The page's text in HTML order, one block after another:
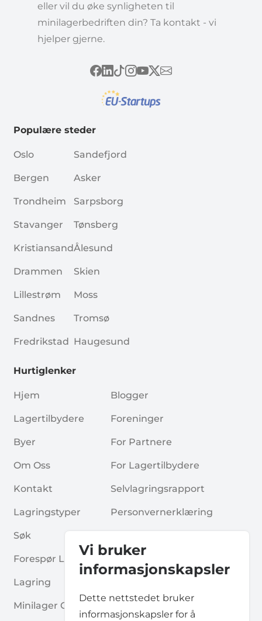
Vi bruker
informasjonskapsler
Dette nettstedet bruker
informasjonskapsler for å
eller vil du øke synligheten til
minilagerbedriften din? Ta kontakt - vi
hjelper gjerne.
Populære steder
Oslo
Bergen
Trondheim
Stavanger
Kristiansand
Drammen
Lillestrøm
Sandnes
Fredrikstad
Sandefjord
Asker
Sarpsborg
Tønsberg
Ålesund
Skien
Moss
Tromsø
Haugesund
Hurtiglenker
Hjem
Lagertilbydere
Byer
Om Oss
Kontakt
Lagringstyper
Søk
Forespør Lagerplass
Lagring
Minilager Guider
Blogger
Foreninger
For Partnere
For Lagertilbydere
Selvlagringsrapport
Personvernerklæring
Vilkår Og Betingelser